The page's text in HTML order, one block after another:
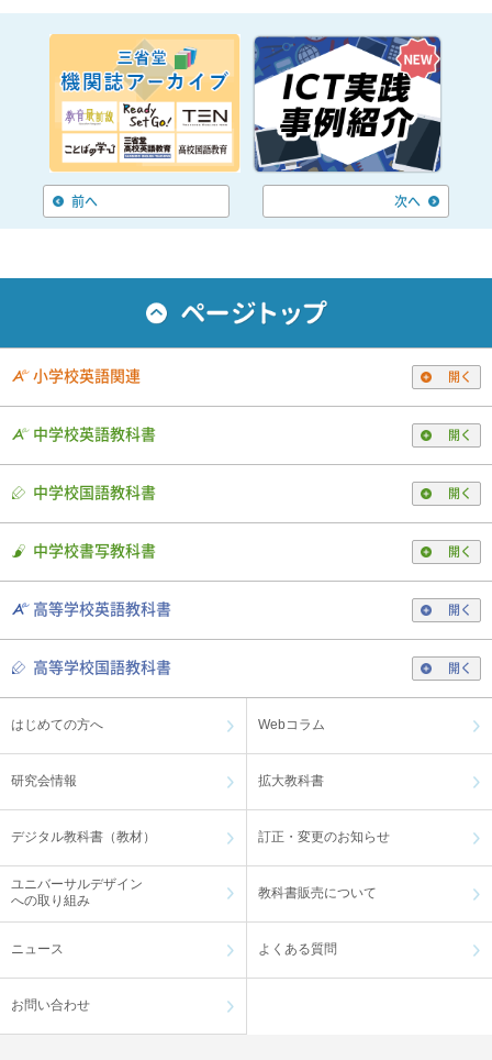
前へ 次へ
小学校英語関連 開く
中学校英語教科書 開く
中学校国語教科書 開く
中学校書写教科書 開く
高等学校英語教科書 開く
高等学校国語教科書 開く
はじめての方へ Webコラム
研究会情報 拡大教科書
デジタル教科書（教材） 訂正・変更のお知らせ
ユニバーサルデザイン
への取り組み
教科書販売について
ニュース よくある質問
お問い合わせ